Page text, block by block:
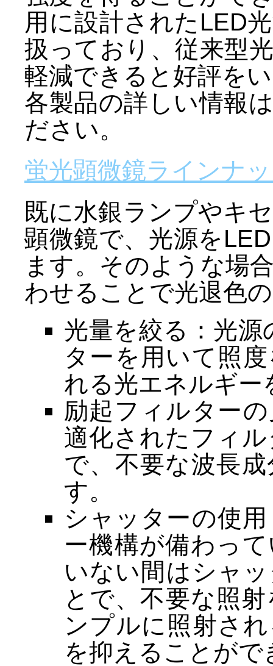
用に設計されたLED
扱っており、従来型
軽減できると好評を
各製品の詳しい情報
ださい。
蛍光顕微鏡ラインナ
既に水銀ランプやキ
顕微鏡で、光源を
ます。そのような場
わせることで光退色
光量を絞る：光
ターを用いて照
れる光エネルギー
励起フィルター
適化されたフィ
で、不要な波長
す。
シャッターの使
ー機構が備わっ
いない間はシャ
とで、不要な照
ンプルに照射さ
を抑えることがで